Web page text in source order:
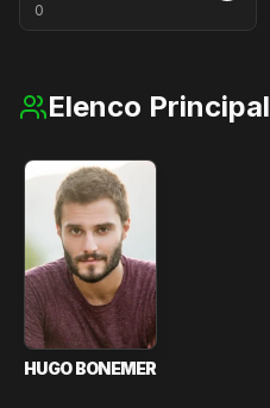
0
Elenco Principal
HUGO BONEMER